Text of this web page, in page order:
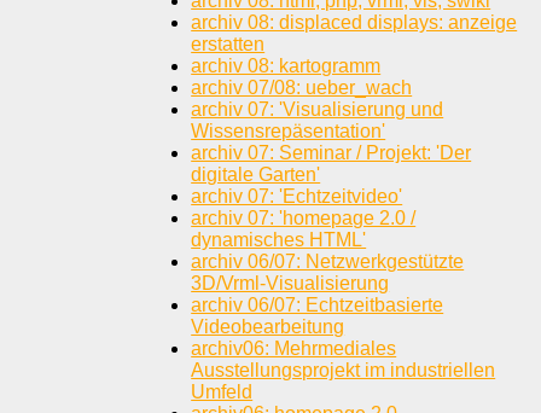
archiv 08: displaced displays: anzeige
erstatten
archiv 08: kartogramm
archiv 07/08: ueber_wach
archiv 07: 'Visualisierung und
Wissensrepäsentation'
archiv 07: Seminar / Projekt: 'Der
digitale Garten'
archiv 07: 'Echtzeitvideo'
archiv 07: 'homepage 2.0 /
dynamisches HTML'
archiv 06/07: Netzwerkgestützte
3D/Vrml-Visualisierung
archiv 06/07: Echtzeitbasierte
Videobearbeitung
archiv06: Mehrmediales
Ausstellungsprojekt im industriellen
Umfeld